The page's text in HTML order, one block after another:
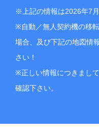
※上記の情報は2026年7月
※自動／無人契約機の移
場合、及び下記の地図情
さい！
※正しい情報につきまし
確認下さい。